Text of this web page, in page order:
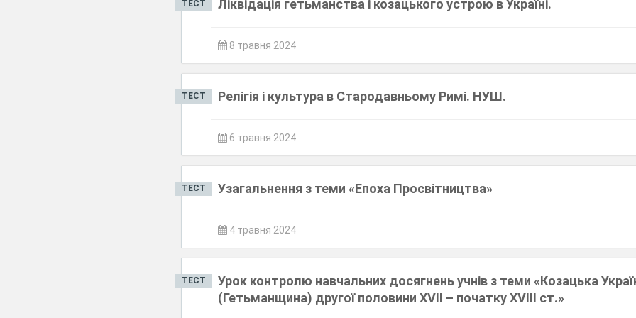
ТЕСТ Ліквідація гетьманства і козацького устрою в Україні.
8 травня 2024
ТЕСТ Релігія і культура в Стародавньому Римі. НУШ.
6 травня 2024
ТЕСТ Узагальнення з теми «Епоха Просвітництва»
4 травня 2024
ТЕСТ
Урок контролю навчальних досягнень учнів з теми «Козацька
(Гетьманщина) другої половини ХVІІ – початку ХVІІІ ст.»